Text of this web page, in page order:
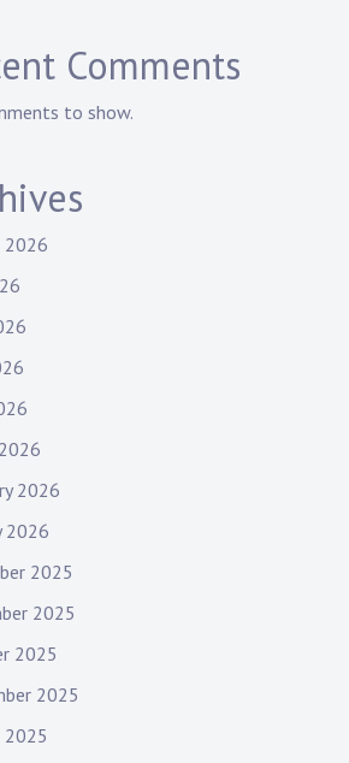
Comments
to show.
2026
2026
2026
2025
2025
2025
2025
2025